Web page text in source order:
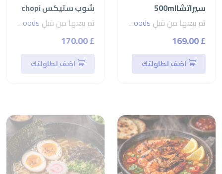
سيراتشا500ml
تم بيعها من قبل seven foods
£ 169.00
اضف لطاولتك
شوب ستيكس chopi
تم بيعها من قبل seven foods
£ 170.00
اضف لطاولتك